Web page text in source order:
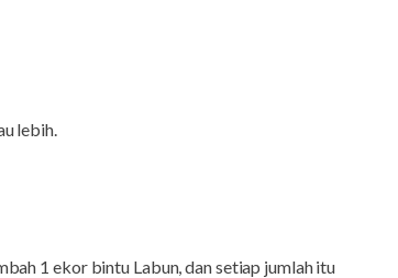
lebih.
1 ekor bintu Labun, dan setiap jumlah itu